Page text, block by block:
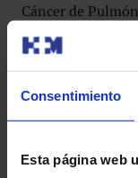
Consentimiento
Esta página web
Cáncer de Pulmón
La incidencia
como el segundo
tercero en